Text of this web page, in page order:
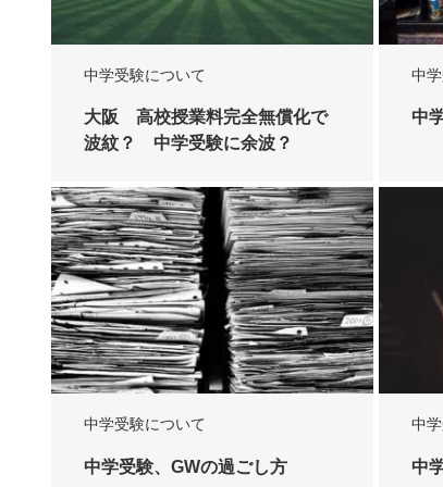
中学受験について
大阪 高校授業料完全無償化で
波紋？ 中学受験に余波？
中
中
中学受験について
中学受験、GWの過ごし方
中
中